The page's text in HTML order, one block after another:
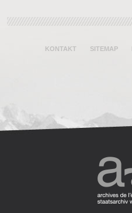
KONTAKT SITEMAP